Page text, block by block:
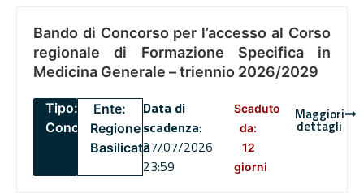
Bando di Concorso per l’accesso al Corso
regionale di Formazione Specifica in
Medicina Generale – triennio 2026/2029
Tipo:
Concorsi
Ente:
Regione
Basilicata
Data di
scadenza:
27/07/2026
23:59
Scaduto
da:
12
giorni
Maggiori
dettagli